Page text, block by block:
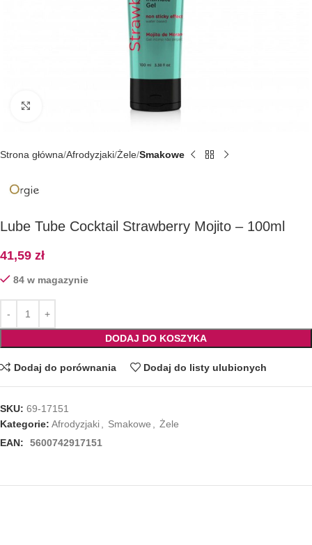
Kliknij, aby powiększyć
Strona główna Afrodyzjaki Żele Smakowe
Lube Tube Cocktail Strawberry Mojito – 100ml
41,59 zł
84 w magazynie
DODAJ DO KOSZYKA
Dodaj do porównania Dodaj do listy ulubionych
SKU: 69-17151
Kategorie: Afrodyzjaki, Smakowe , Żele
EAN:
5600742917151